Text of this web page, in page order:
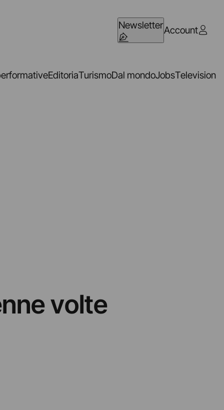
NewsletterAccount
EditoriaTurismoDal mondoJobsTelevision
volte